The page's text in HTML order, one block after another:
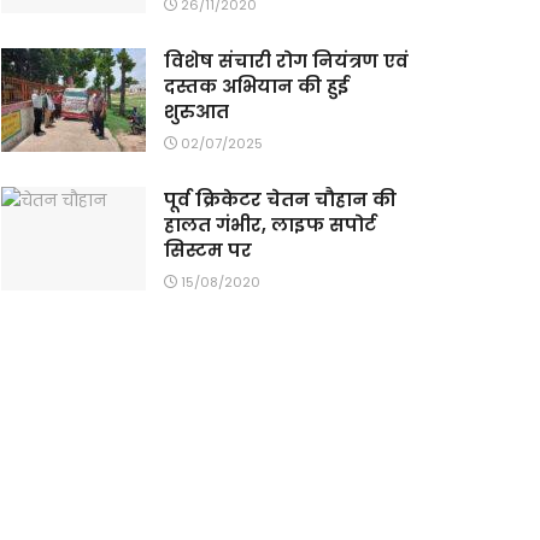
26/11/2020
विशेष संचारी रोग नियंत्रण एवं
दस्तक अभियान की हुई
शुरुआत
02/07/2025
पूर्व क्रिकेटर चेतन चौहान की
हालत गंभीर, लाइफ सपोर्ट
सिस्टम पर
15/08/2020